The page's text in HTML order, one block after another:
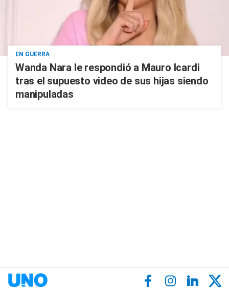
EN GUERRA
Wanda Nara le respondió a Mauro Icardi
tras el supuesto video de sus hijas siendo
manipuladas